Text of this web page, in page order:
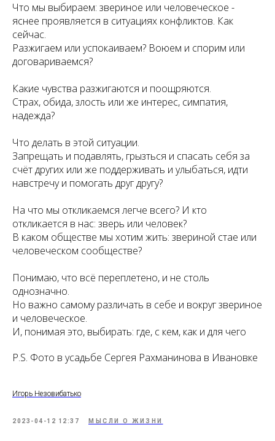
Что мы выбираем: звериное или человеческое -
яснее проявляется в ситуациях конфликтов. Как
сейчас.
Разжигаем или успокаиваем? Воюем и спорим или
договариваемся?
Какие чувства разжигаются и поощряются.
Страх, обида, злость или же интерес, симпатия,
надежда?
Что делать в этой ситуации.
Запрещать и подавлять, грызться и спасать себя за
счёт других или же поддерживать и улыбаться, идти
навстречу и помогать друг другу?
На что мы откликаемся легче всего? И кто
откликается в нас: зверь или человек?
В каком обществе мы хотим жить: звериной стае или
человеческом сообществе?
Понимаю, что всё переплетено, и не столь
однозначно.
Но важно самому различать в себе и вокруг звериное
и человеческое.
И, понимая это, выбирать: где, с кем, как и для чего
P.S. Фото в усадьбе Сергея Рахманинова в Ивановке
Игорь Незовибатько
2023-04-12 12:37 МЫСЛИ О ЖИЗНИ